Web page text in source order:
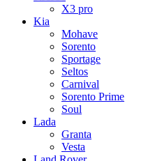
X3 pro
Kia
Mohave
Sorento
Sportage
Seltos
Carnival
Sorento Prime
Soul
Lada
Granta
Vesta